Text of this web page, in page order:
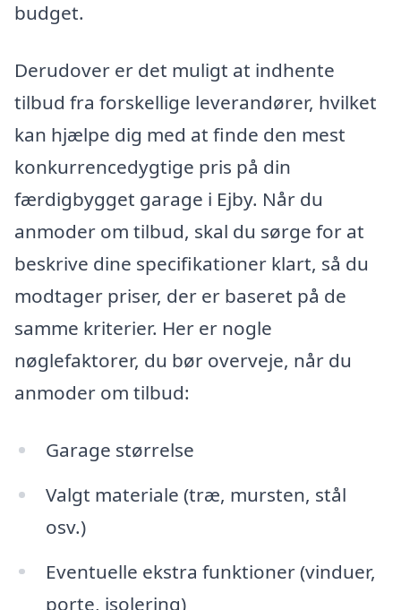
budget.
Derudover er det muligt at indhente
tilbud fra forskellige leverandører, hvilket
kan hjælpe dig med at finde den mest
konkurrencedygtige pris på din
færdigbygget garage i Ejby. Når du
anmoder om tilbud, skal du sørge for at
beskrive dine specifikationer klart, så du
modtager priser, der er baseret på de
samme kriterier. Her er nogle
nøglefaktorer, du bør overveje, når du
anmoder om tilbud:
Garage størrelse
Valgt materiale (træ, mursten, stål
osv.)
Eventuelle ekstra funktioner (vinduer,
porte, isolering)